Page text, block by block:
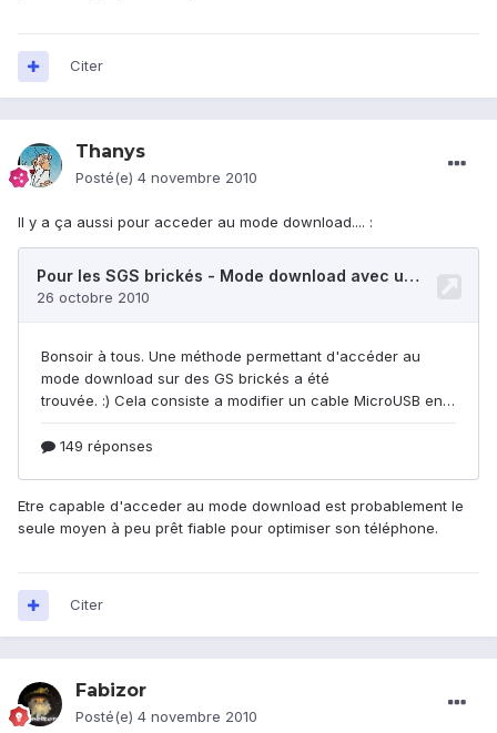
Citer
Thanys
Posté(e) 4 novembre 2010
Il y a ça aussi pour acceder au mode download.... :
Etre capable d'acceder au mode download est probablement le
seule moyen à peu prêt fiable pour optimiser son téléphone.
Citer
Fabizor
Posté(e) 4 novembre 2010